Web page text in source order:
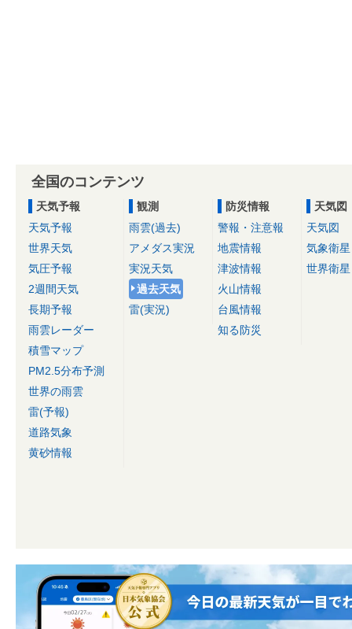
全国のコンテンツ
天気予報
天気予報
世界天気
気圧予報
2週間天気
長期予報
雨雲レーダー
積雪マップ
PM2.5分布予測
世界の雨雲
雷(予報)
道路気象
黄砂情報
観測
雨雲(過去)
アメダス実況
実況天気
過去天気
雷(実況)
防災情報
警報・注意報
地震情報
津波情報
火山情報
台風情報
知る防災
天気図
天気図
気象衛星
世界衛星